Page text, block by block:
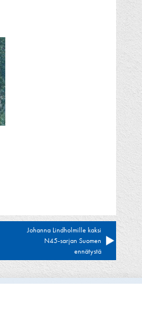
Johanna Lindholmille kaksi
N45-sarjan Suomen
ennätystä